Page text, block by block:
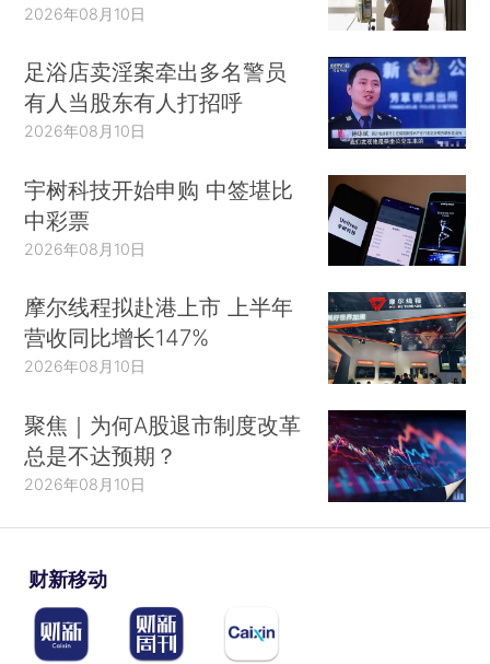
2026年08月10日
足浴店卖淫案牵出多名警员
有人当股东有人打招呼
2026年08月10日
宇树科技开始申购 中签堪比
中彩票
2026年08月10日
摩尔线程拟赴港上市 上半年
营收同比增长147%
2026年08月10日
聚焦｜为何A股退市制度改革
总是不达预期？
2026年08月10日
财新移动